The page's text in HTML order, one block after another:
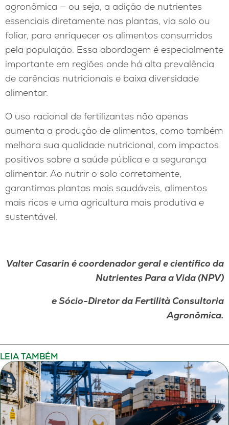
agronômica — ou seja, a adição de nutrientes
essenciais diretamente nas plantas, via solo ou
foliar, para enriquecer os alimentos consumidos
pela população. Essa abordagem é especialmente
importante em regiões onde há alta prevalência
de carências nutricionais e baixa diversidade
alimentar.
O uso racional de fertilizantes não apenas
aumenta a produção de alimentos, como também
melhora sua qualidade nutricional, com impactos
positivos sobre a saúde pública e a segurança
alimentar. Ao nutrir o solo corretamente,
garantimos plantas mais saudáveis, alimentos
mais ricos e uma agricultura mais produtiva e
sustentável.
Valter Casarin é coordenador geral e científico da
NutrientesPara a Vida (NPV)
e Sócio-Diretor da Fertilità Consultoria
Agronômica.
LEIA TAMBÉM